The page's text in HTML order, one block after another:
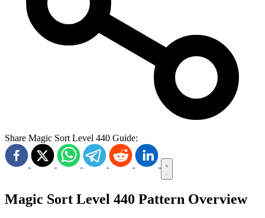
Share Magic Sort Level 440 Guide:
Magic Sort Level 440 Pattern Overview